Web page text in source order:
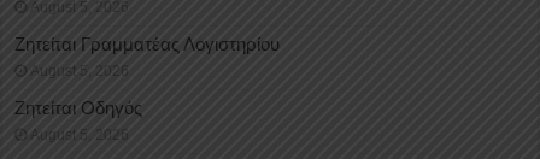
August 5, 2026
Ζητείται Γραμματέας Λογιστηρίου
August 5, 2026
Ζητείται Οδηγός
August 5, 2026